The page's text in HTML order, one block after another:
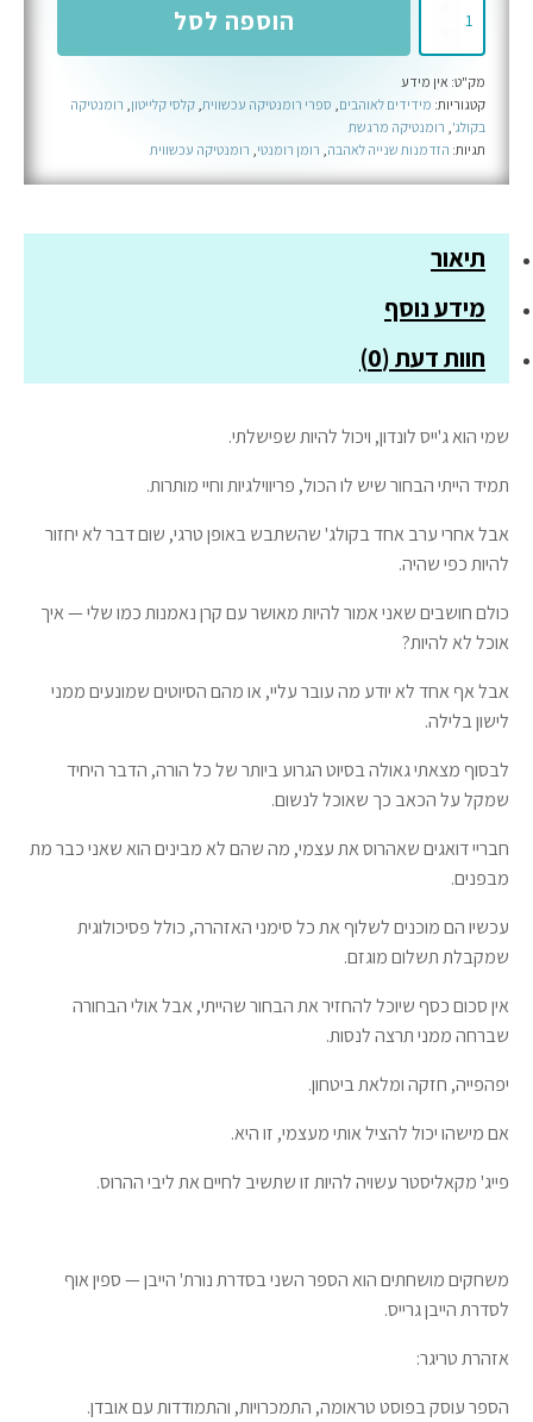
מושחתים
-
ספר
שני
נורת'
הייבן
הוספה לסל
מק"ט: אין מידע
קטגוריות: מידידים לאוהבים ספרי רומנטיקה עכשווית קלסי קלייטון רומנטיקה
בקולג' רומנטיקה מרגשת
תגיות: הזדמנות שנייה לאהבה רומן רומנטי רומנטיקה עכשווית
תיאור
מידע נוסף
חוות דעת (0)
שמי הוא ג'ייס לונדון, ויכול להיות שפישלתי.
תמיד הייתי הבחור שיש לו הכול, פריווילגיות וחיי מותרות.
אבל אחרי ערב אחד בקולג' שהשתבש באופן טרגי, שום דבר לא יחזור
להיות כפי שהיה.
כולם חושבים שאני אמור להיות מאושר עם קרן נאמנות כמו שלי — איך
אוכל לא להיות?
אבל אף אחד לא יודע מה עובר עליי, או מהם הסיוטים שמונעים ממני
לישון בלילה.
לבסוף מצאתי גאולה בסיוט הגרוע ביותר של כל הורה, הדבר היחיד
שמקל על הכאב כך שאוכל לנשום.
חבריי דואגים שאהרוס את עצמי, מה שהם לא מבינים הוא שאני כבר מת
מבפנים.
עכשיו הם מוכנים לשלוף את כל סימני האזהרה, כולל פסיכולוגית
שמקבלת תשלום מוגזם.
אין סכום כסף שיוכל להחזיר את הבחור שהייתי, אבל אולי הבחורה
שברחה ממני תרצה לנסות.
יפהפייה, חזקה ומלאת ביטחון.
אם מישהו יכול להציל אותי מעצמי, זו היא.
פייג' מקאליסטר עשויה להיות זו שתשיב לחיים את ליבי ההרוס.
משחקים מושחתים הוא הספר השני בסדרת נורת' הייבן — ספין אוף
לסדרת הייבן גרייס.
אזהרת טריגר:
הספר עוסק בפוסט טראומה, התמכרויות, והתמודדות עם אובדן.